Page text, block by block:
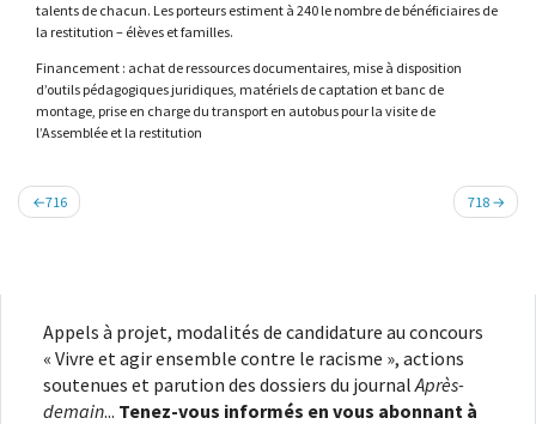
talents de chacun. Les porteurs estiment à 240 le nombre de bénéficiaires de
la restitution – élèves et familles.
Financement : achat de ressources documentaires, mise à disposition
d’outils pédagogiques juridiques, matériels de captation et banc de
montage, prise en charge du transport en autobus pour la visite de
l’Assemblée et la restitution
Navigation
de
716 718
Appels à projet, modalités de candidature au concours
« Vivre et agir ensemble contre le racisme », actions
soutenues et parution des dossiers du journalAprès-
demain... Tenez-vous informés en vous abonnant à